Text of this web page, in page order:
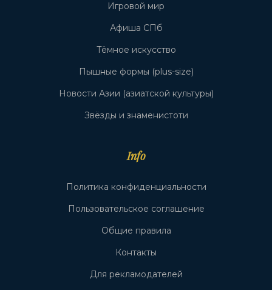
Игровой мир
Афиша СПб
Тёмное искусство
Пышные формы (plus-size)
Новости Азии (азиатской культуры)
Звёзды и знаменистоти
Info
Политика конфиденциальности
Пользовательское соглашение
Общие правила
Контакты
Для рекламодателей